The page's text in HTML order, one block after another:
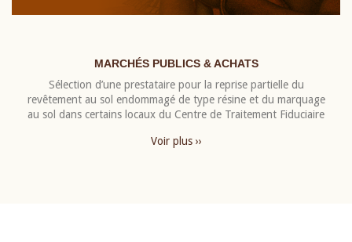
MARCHÉS PUBLICS & ACHATS
Sélection d’une prestataire pour la reprise partielle du
revêtement au sol endommagé de type résine et du marquage
au sol dans certains locaux du Centre de Traitement Fiduciaire
Voir plus ››